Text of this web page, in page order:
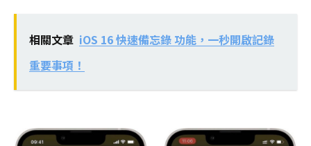
相關文章 iOS 16 快速備忘錄 功能，一秒開啟記錄
重要事項！